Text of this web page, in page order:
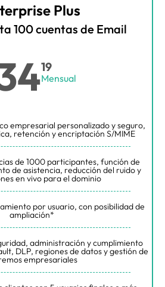
Plus
100 cuentas de Email
19
Mensual
empresarial personalizado y seguro,
retención y encriptación S/MIME
de 1000 participantes, función de
de asistencia, reducción del ruido y
en vivo para el dominio
por usuario, con posibilidad de
ampliación*
administración y cumplimiento
DLP, regiones de datos y gestión de
empresariales